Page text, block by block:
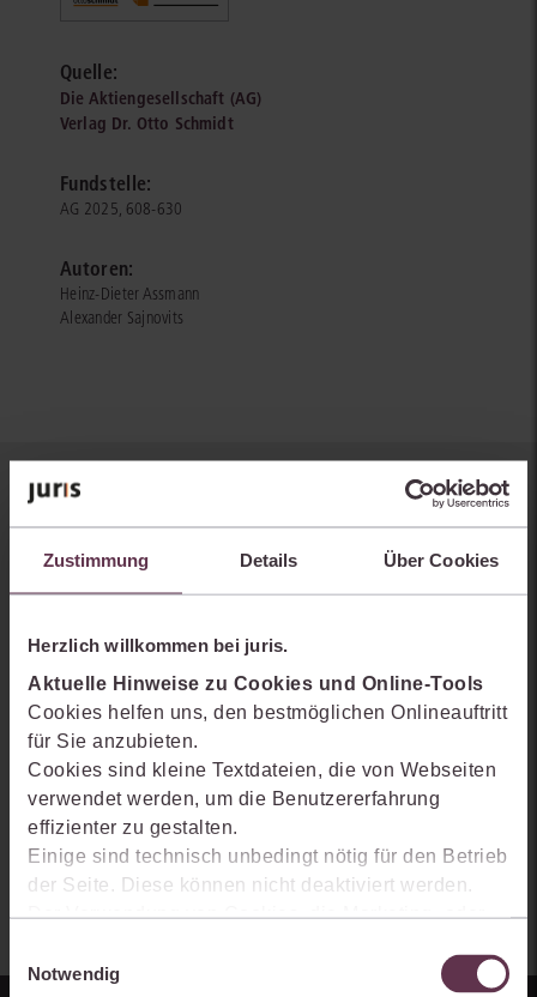
Zustimmung Details Über Cookies
Herzlich willkommen bei juris.
Aktuelle Hinweise zu Cookies und Online-Tools
Cookies helfen uns, den bestmöglichen Onlineauftritt
für Sie anzubieten.
Cookies sind kleine Textdateien, die von Webseiten
verwendet werden, um die Benutzererfahrung
effizienter zu gestalten.
Einige sind technisch unbedingt nötig für den Betrieb
der Seite. Diese können nicht deaktiviert werden.
Der Verwendung von Cookies, die Marketing- oder
Produkte zu optimieren, können Sie zustimmen,
Notwendig
Quelle:
Die Aktiengesellschaft (AG)
Verlag Dr. Otto Schmidt
Fundstelle:
AG 2025, 608-630
Autoren:
Heinz-Dieter Assmann
Alexander Sajnovits
Sie kennen juris noch nicht?
Erhalten Sie einen Einblick, wie juris das Rechts- und
Arbeitsprozesse einfacher und effizienter werden.